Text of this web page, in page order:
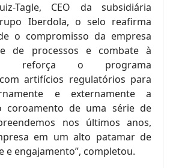
Tagle, CEO da subsidiária
Iberdola, o selo reafirma
o compromisso da empresa
de processos e combate à
reforça o programa
artifícios regulatórios para
e externamente a
coroamento de uma série de
nos últimos anos,
em um alto patamar de
e engajamento”, completou.